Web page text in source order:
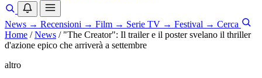
News → Recensioni → Film → Serie TV → Festival → Cerca
Home / News / "The Creator": Il trailer e il poster svelano il thriller
d'azione epico che arriverà a settembre
altro